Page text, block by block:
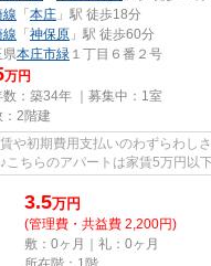
線 「 本庄 」駅 徒歩18分
線 「 神保原 」駅 徒歩60分
県本庄市緑 １丁目６番２号
万円
：築34年 ｜募集中： 1室
：2階建
や初期費用支払いのわずらわし
こちらのアパートは家賃5万円以
の...
3.5万円
(管理費・共益費 2,200円)
敷：0ヶ月｜礼：0ヶ月